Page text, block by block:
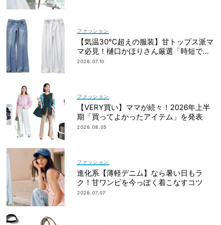
ファッション
【気温30℃超えの服装】甘トップス派マ
マ必見！樋口かほりさん厳選「時短でワ
ンツー」夏デニム
2026.07.10
ファッション
【VERY買い】ママが続々！2026年上半
期「買ってよかったアイテム」を発表
2026.08.05
ファッション
進化系【薄軽デニム】なら暑い日もラ
ク！甘ワンピを今っぽく着こなすコツ
2026.07.07